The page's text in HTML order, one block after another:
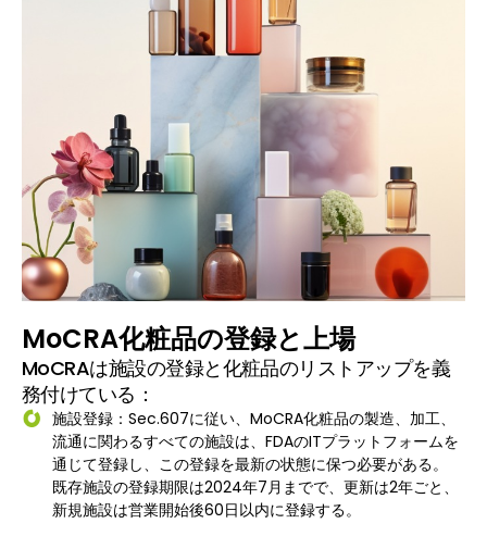
MoCRA化粧品の登録と上場
MoCRAは施設の登録と化粧品のリストアップを義
務付けている：
施設登録：Sec.607に従い、MoCRA化粧品の製造、加工、
流通に関わるすべての施設は、FDAのITプラットフォームを
通じて登録し、この登録を最新の状態に保つ必要がある。
既存施設の登録期限は2024年7月までで、更新は2年ごと、
新規施設は営業開始後60日以内に登録する。